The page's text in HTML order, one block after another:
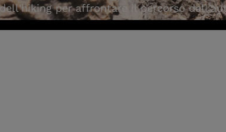
per affrontare il percorso